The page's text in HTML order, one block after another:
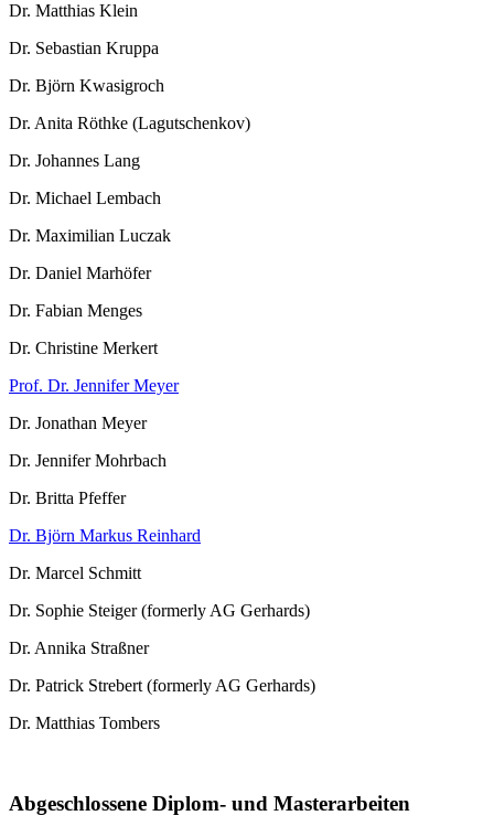
Dr. Matthias Klein
Dr. Sebastian Kruppa
Dr. Björn Kwasigroch
Dr. Anita Röthke (Lagutschenkov)
Dr. Johannes Lang
Dr. Michael Lembach
Dr. Maximilian Luczak
Dr. Daniel Marhöfer
Dr. Fabian Menges
Dr. Christine Merkert
Prof. Dr. Jennifer Meyer
Dr. Jonathan Meyer
Dr. Jennifer Mohrbach
Dr. Britta Pfeffer
Dr. Björn Markus Reinhard
Dr. Marcel Schmitt
Dr. Sophie Steiger (formerly AG Gerhards)
Dr. Annika Straßner
Dr. Patrick Strebert (formerly AG Gerhards)
Dr. Matthias Tombers
Abgeschlossene Diplom- und Masterarbeiten